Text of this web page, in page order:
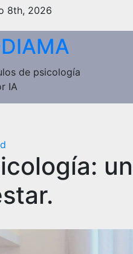
8th, 2026
de psicología
IA